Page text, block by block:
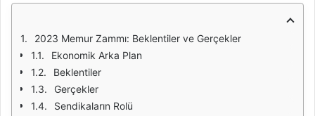
2023 Memur Zammı: Beklentiler ve Gerçekler
Ekonomik Arka Plan
Beklentiler
Gerçekler
Sendikaların Rolü